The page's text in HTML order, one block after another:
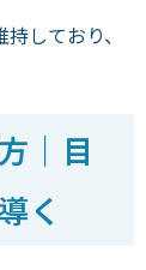
しており、
｜目
く